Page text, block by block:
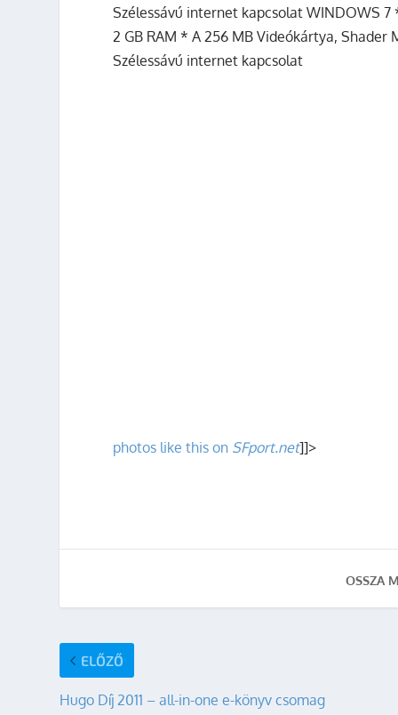
Szélessávú internet kapcsolat WINDOWS
2 GB RAM * A 256 MB Videókártya, Shader
Szélessávú internet kapcsolat
photos like this on SFport.net]]>
OSSZA
ELŐZŐ
Hugo Díj 2011 – all-in-one e-könyv csomag